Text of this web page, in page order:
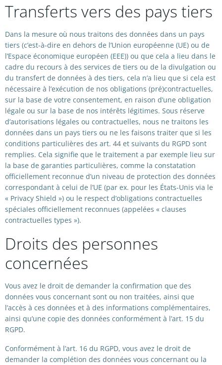
Transferts vers des pays tiers
Dans la mesure où nous traitons des données dans un pays
tiers (c’est-à-dire en dehors de l’Union européenne (UE) ou de
l’Espace économique européen (EEE)) ou que cela a lieu dans le
cadre du recours à des services de tiers ou de la divulgation ou
du transfert de données à des tiers, cela n’a lieu que si cela est
nécessaire à l’exécution de nos obligations (pré)contractuelles,
sur la base de votre consentement, en raison d’une obligation
légale ou sur la base de nos intérêts légitimes. Sous réserve
d’autorisations légales ou contractuelles, nous ne traitons les
données dans un pays tiers ou ne les faisons traiter que si les
conditions particulières des art. 44 et suivants du RGPD sont
remplies. Cela signifie que le traitement a par exemple lieu sur
la base de garanties particulières, comme la constatation
officiellement reconnue d’un niveau de protection des données
correspondant à celui de l’UE (par ex. pour les États-Unis via le
« Privacy Shield ») ou le respect d’obligations contractuelles
spéciales officiellement reconnues (appelées « clauses
contractuelles types »).
Droits des personnes
concernées
Vous avez le droit de demander la confirmation que des
données vous concernant sont ou non traitées, ainsi que
l’accès à ces données et à des informations complémentaires,
ainsi qu’une copie des données conformément à l’art. 15 du
RGPD.
Conformément à l’art. 16 du RGPD, vous avez le droit de
demander la complétion des données vous concernant ou la